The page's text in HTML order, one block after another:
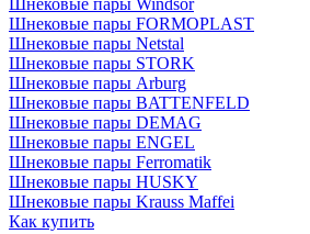
Шнековые пары Windsor
Шнековые пары FORMOPLAST
Шнековые пары Netstal
Шнековые пары STORK
Шнековые пары Arburg
Шнековые пары BATTENFELD
Шнековые пары DEMAG
Шнековые пары ENGEL
Шнековые пары Ferromatik
Шнековые пары HUSKY
Шнековые пары Krauss Maffei
Как купить